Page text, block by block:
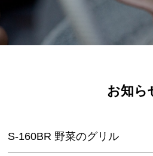
お知ら
S-160BR 野菜のグリル